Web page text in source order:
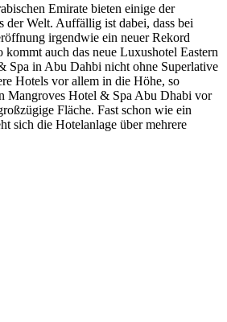
Emirate bieten einige der
der Welt. Auffällig ist dabei, dass bei
irgendwie ein neuer Rekord
kommt auch das neue Luxushotel Eastern
Spa in Abu Dahbi nicht ohne Superlative
Hotels vor allem in die Höhe, so
Mangroves Hotel & Spa Abu Dhabi vor
Fläche. Fast schon wie ein
sich die Hotelanlage über mehrere